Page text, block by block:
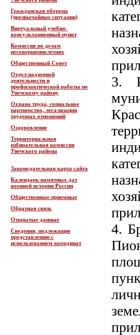
Гражданская оборона
(чрезвычайные ситуации)
Виртуальный учебно-
консультационный пункт
Комиссия по делам
несовершеннолетних
Общественный Совет
Отдел надзорной
деятельности и
профилактической работы по
Унечскому району
Охрана труда, социальное
партнерство, легализация
трудовых отношений
Оздоровление
Территориальная
избирательная комиссия
Унечского района
Законодательная карта сайта
Календарь памятных дат
военной истории России
Общественные приемные
Обратная связь
Открытые данные
Сведения, подлежащие
представлению с
использованием координат
3.
4.